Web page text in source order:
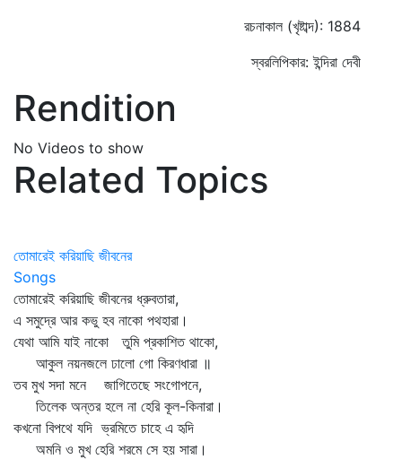
রচনাকাল (খৃষ্টাব্দ): 1884
স্বরলিপিকার: ইন্দিরা দেবী
Rendition
No Videos to show
Related Topics
তোমারেই করিয়াছি জীবনের
Songs
তোমারেই করিয়াছি জীবনের ধ্রুবতারা,
এ সমুদ্রে আর কভু হব নাকো পথহারা।
যেথা আমি যাই নাকো তুমি প্রকাশিত থাকো,
আকুল নয়নজলে ঢালো গো কিরণধারা ॥
তব মুখ সদা মনে জাগিতেছে সংগোপনে,
তিলেক অন্তর হলে না হেরি কূল-কিনারা।
কখনো বিপথে যদি ভ্রমিতে চাহে এ হৃদি
অমনি ও মুখ হেরি শরমে সে হয় সারা।